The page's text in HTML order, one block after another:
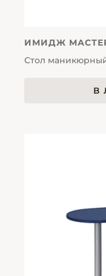
ИМИДЖ
Стол
В